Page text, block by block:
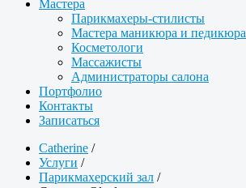
Мастера
Парикмахеры-стилисты
Мастера маникюра и педикюра
Косметологи
Массажисты
Администраторы салона
Портфолио
Контакты
Записаться
Catherine /
Услуги /
Парикмахерский зал /